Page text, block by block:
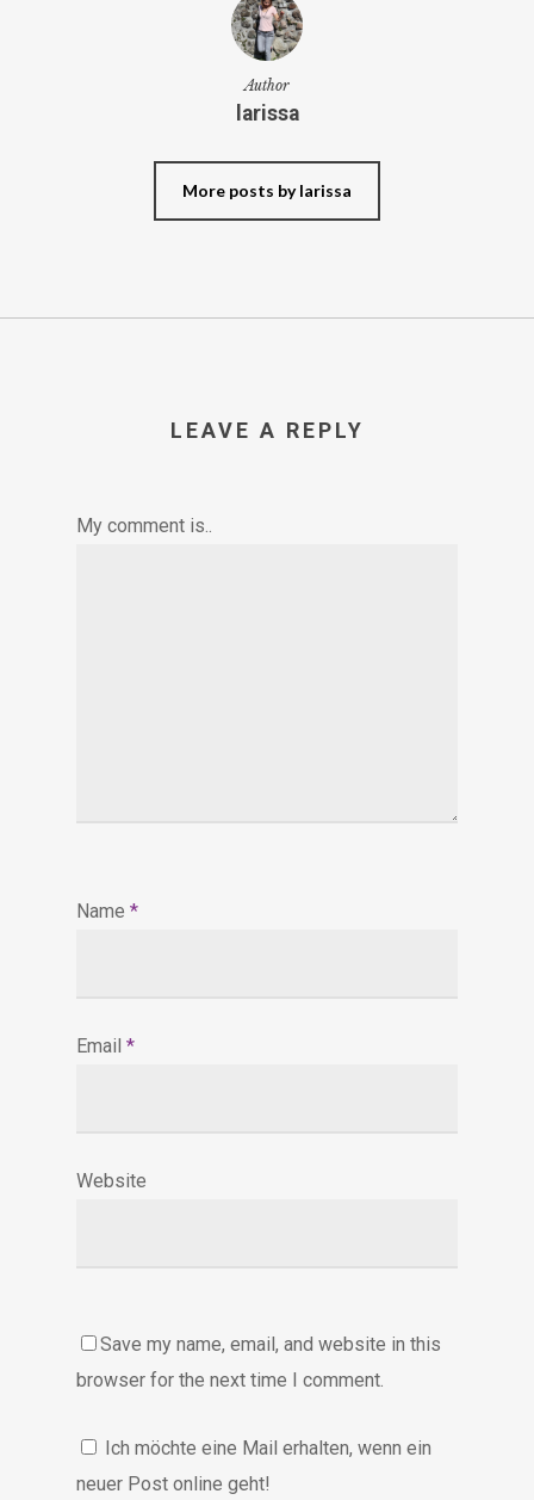
Author
larissa
More posts by larissa
LEAVE A REPLY
My comment is..
Name *
Email *
Website
Save my name, email, and website in this
browser for the next time I comment.
Ich möchte eine Mail erhalten, wenn ein
neuer Post online geht!